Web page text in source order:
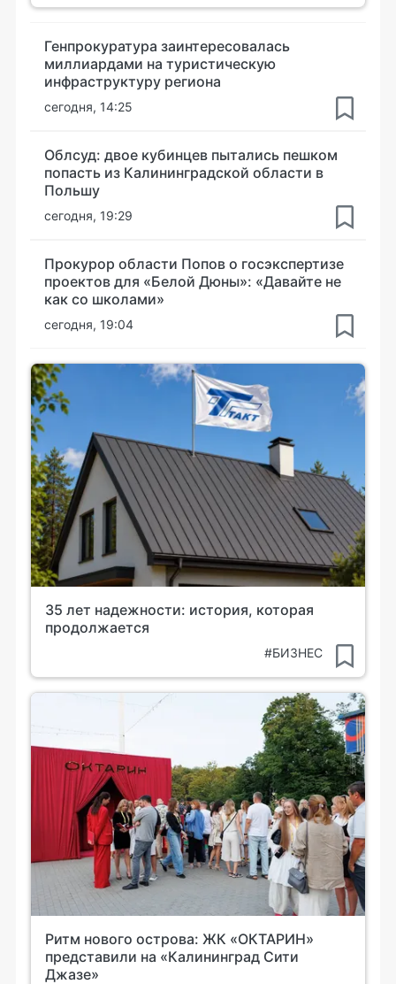
Генпрокуратура заинтересовалась
миллиардами на туристическую
инфраструктуру региона
сегодня, 14:25
Облсуд: двое кубинцев пытались пешком
попасть из Калининградской области в
Польшу
сегодня, 19:29
Прокурор области Попов о госэкспертизе
проектов для «Белой Дюны»: «Давайте не
как со школами»
сегодня, 19:04
35 лет надежности: история, которая
продолжается
#БИЗНЕС
Ритм нового острова: ЖК «ОКТАРИН»
представили на «Калининград Сити
Джазе»